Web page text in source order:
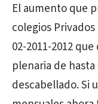
El aumento que
colegios
02-2011-2012
plenaria de
descabellado. Si